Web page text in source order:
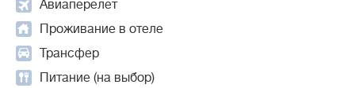
Авиаперелет
Проживание в отеле
Трансфер
Питание (на выбор)